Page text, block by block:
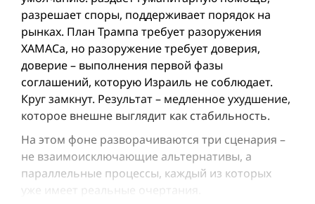
разрешает споры, поддерживает порядок на
рынках. План Трампа требует разоружения
ХАМАСа, но разоружение требует доверия,
доверие – выполнения первой фазы
соглашений, которую Израиль не соблюдает.
Круг замкнут. Результат – медленное ухудшение,
которое внешне выглядит как стабильность.
На этом фоне разворачиваются три сценария –
не взаимоисключающие альтернативы, а
параллельные процессы, каждый из которых